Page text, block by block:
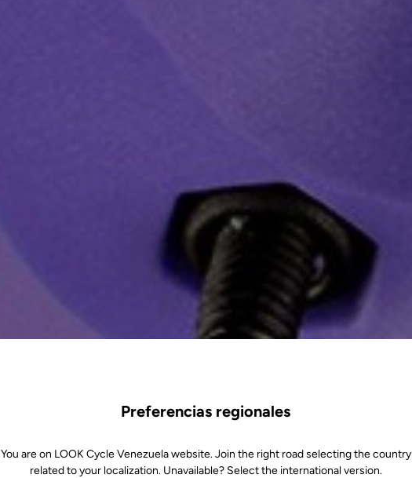
Preferencias regionales
You are on LOOK Cycle Venezuela website. Join the right road selecting the country
related to your localization. Unavailable? Select the international version.